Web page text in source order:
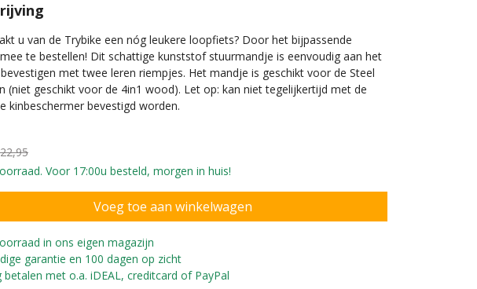
u van de Trybike een nóg leukere loopfiets? Door het bijpassende
te bestellen! Dit schattige kunststof stuurmandje is eenvoudig aan het
met twee leren riempjes. Het mandje is geschikt voor de Steel
(niet geschikt voor de 4in1 wood). Let op: kan niet tegelijkertijd met de
kinbeschermer bevestigd worden.
22,95
Voor 17:00u besteld, morgen in huis!
in ons eigen magazijn
garantie en 100 dagen op zicht
betalen met o.a. iDEAL, creditcard of PayPal